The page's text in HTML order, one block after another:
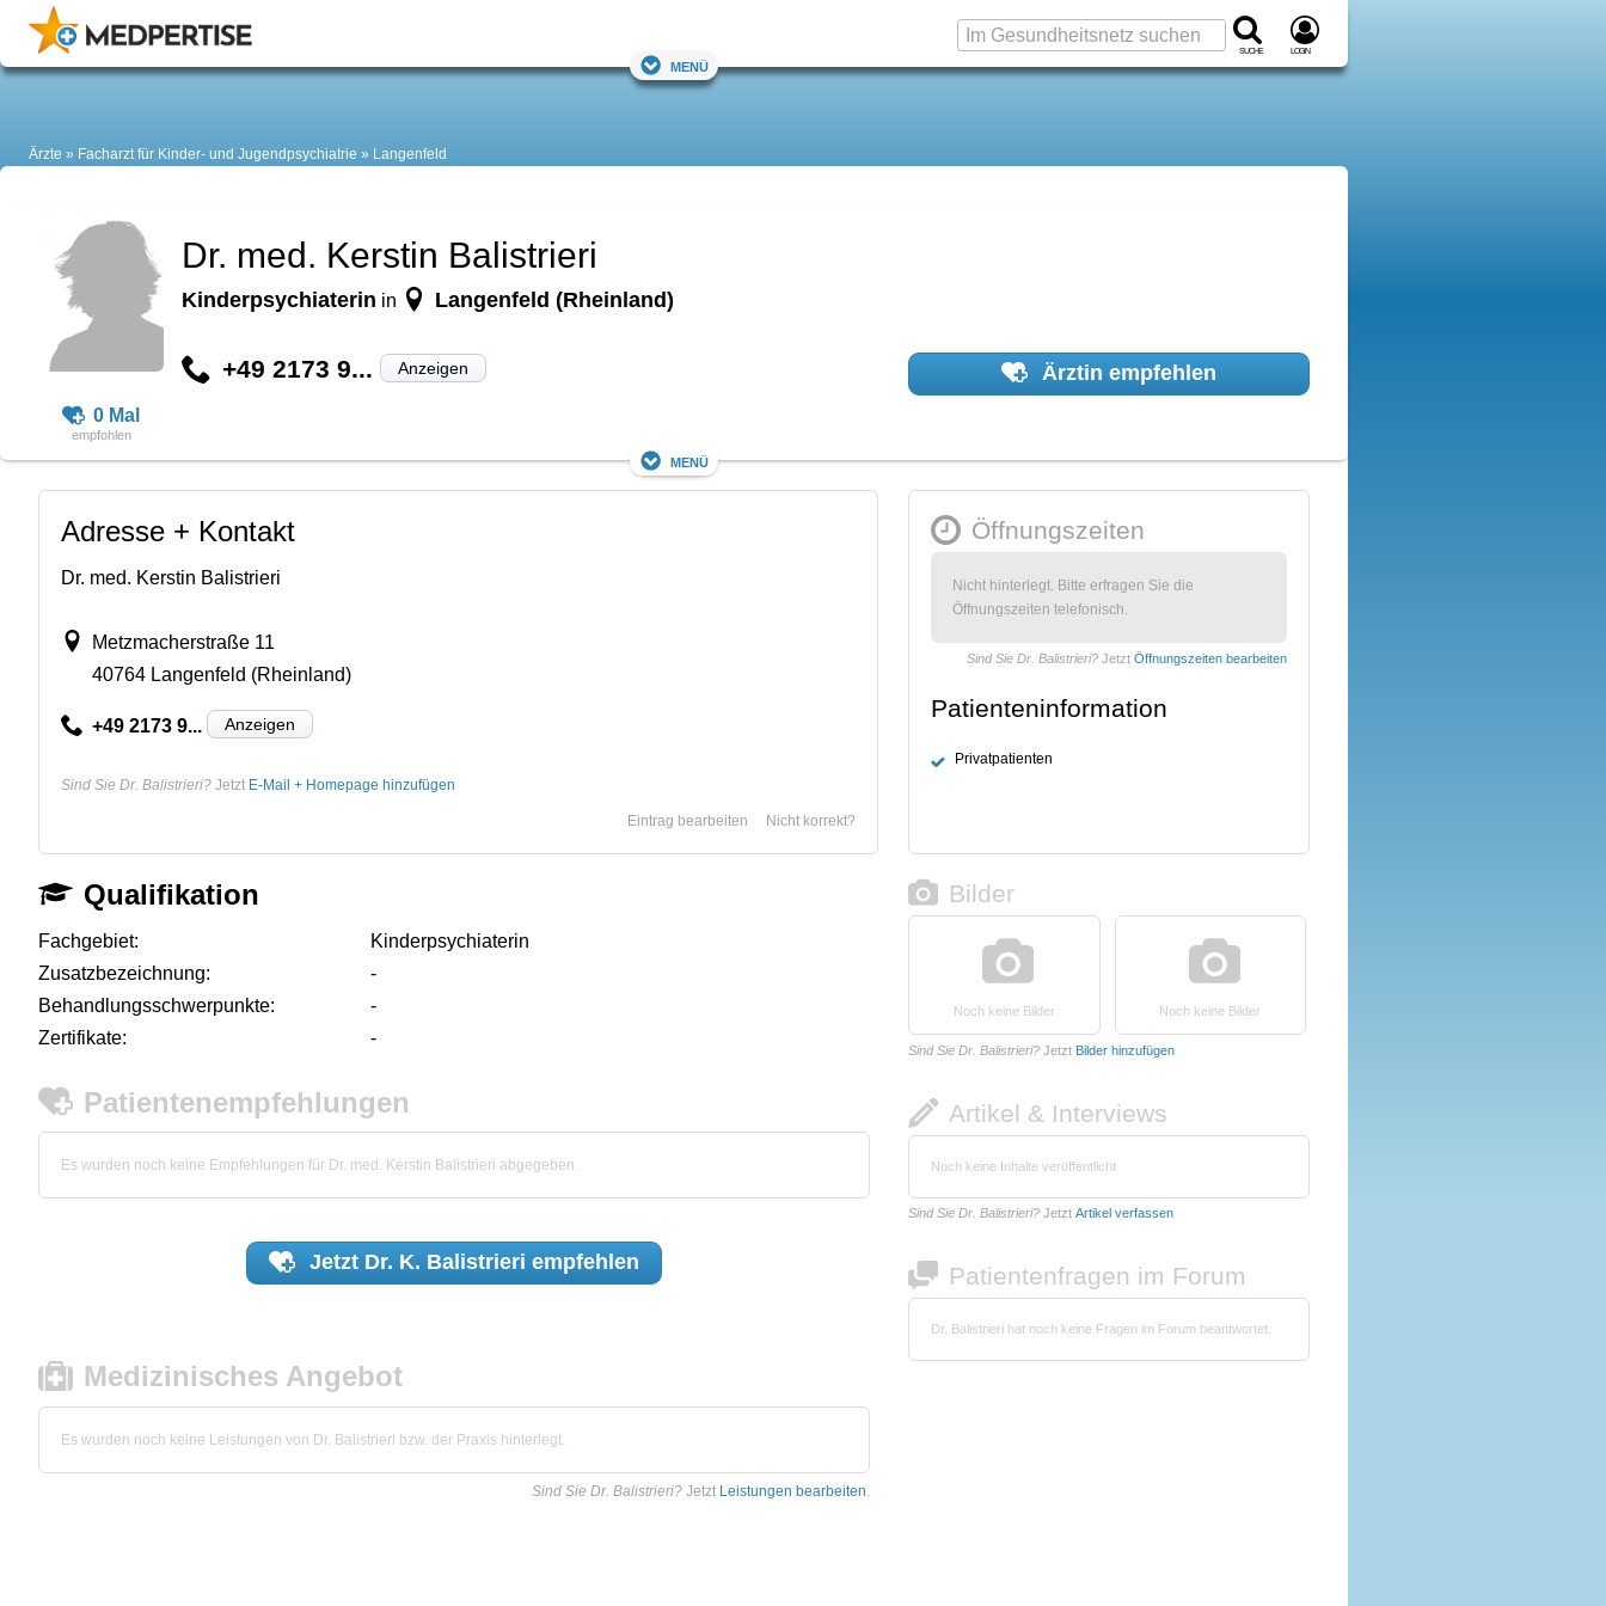
Suche Login
Menü
Ärzte Facharzt für Kinder- und Jugendpsychiatrie Langenfeld
0 Mal
Dr. med. Kerstin Balistrieri
Kinderpsychiaterin in Langenfeld (Rheinland)
+49 2173 9... Anzeigen Ärztin empfehlen
Menü
Adresse + Kontakt
Dr. med. Kerstin Balistrieri
Metzmacherstraße 11
40764 Langenfeld (Rheinland)
+49 2173 9... Anzeigen
Sind Sie Dr. Balistrieri? Jetzt E-Mail + Homepage hinzufügen
Nicht korrekt?
Eintrag bearbeiten
Öffnungszeiten
Nicht hinterlegt. Bitte erfragen Sie die
Öffnungszeiten telefonisch.
Sind Sie Dr. Balistrieri? Jetzt Öffnungszeiten bearbeiten
Patienteninformation
Privatpatienten
Qualifikation
Fachgebiet:
Kinderpsychiaterin
Zusatzbezeichnung:
-
Behandlungsschwerpunkte:
-
Zertifikate:
-
Patientenempfehlungen
Es wurden noch keine Empfehlungen für Dr. med. Kerstin Balistrieri abgegeben.
Jetzt Dr. K. Balistrieri empfehlen
Medizinisches Angebot
Es wurden noch keine Leistungen von Dr. Balistrieri bzw. der Praxis hinterlegt.
Sind Sie Dr. Balistrieri? Jetzt Leistungen bearbeiten.
Bilder
Noch keine Bilder Noch keine Bilder
Sind Sie Dr. Balistrieri? Jetzt Bilder hinzufügen
Artikel & Interviews
Noch keine Inhalte veröffentlicht
Sind Sie Dr. Balistrieri? Jetzt Artikel verfassen
Patientenfragen im Forum
Dr. Balistrieri hat noch keine Fragen im Forum beantwortet.